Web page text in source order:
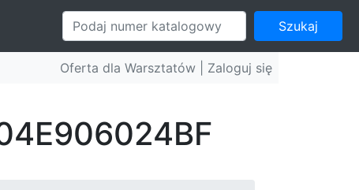
Szukaj
Oferta dla Warsztatów | Zaloguj się